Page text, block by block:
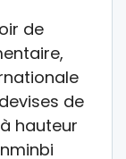
de
de
hauteur